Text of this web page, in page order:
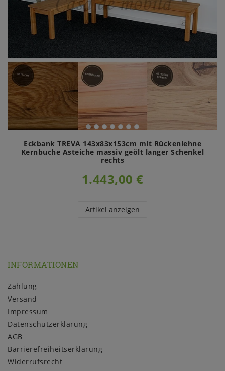
Eckbank TREVA 143x83x153cm mit Rückenlehne
Kernbuche Asteiche massiv geölt langer Schenkel
rechts
1.443,00 €
Artikel anzeigen
INFORMATIONEN
Zahlung
Versand
Impressum
Daten­schutz­erklärung
AGB
Barrierefreiheitserklärung
Widerrufs­recht